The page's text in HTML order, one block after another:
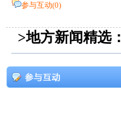
参与互动(0)
>地方新闻精选：